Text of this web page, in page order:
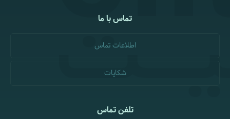
تماس با ما
اطلاعات تماس
شکایات
تلفن تماس